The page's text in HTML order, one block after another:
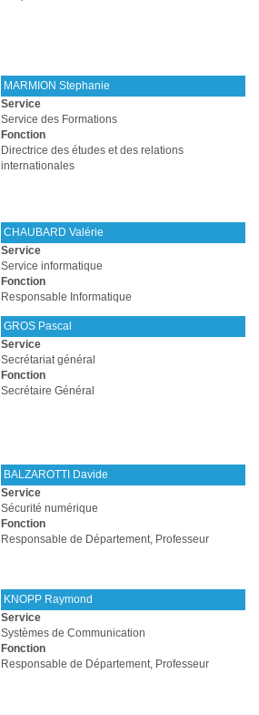
MARMION Stephanie
Service
Service des Formations
Fonction
Directrice des études et des relations
internationales
CHAUBARD Valérie
Service
Service informatique
Fonction
Responsable Informatique
GROS Pascal
Service
Secrétariat général
Fonction
Secrétaire Général
BALZAROTTI Davide
Service
Sécurité numérique
Fonction
Responsable de Département, Professeur
KNOPP Raymond
Service
Systèmes de Communication
Fonction
Responsable de Département, Professeur